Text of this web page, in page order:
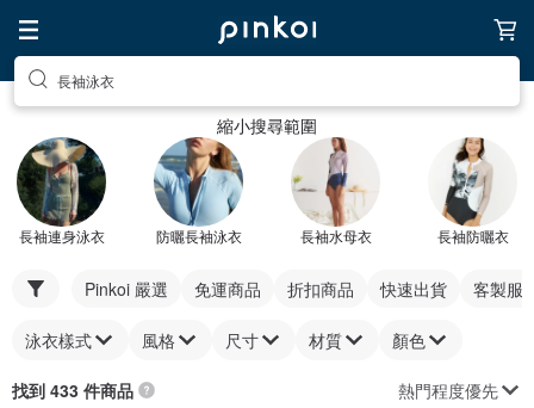
長袖泳衣
縮小搜尋範圍
長袖連身泳衣 防曬長袖泳衣 長袖水母衣 長袖防曬衣
Pinkoi 嚴選 免運商品 折扣商品 快速出貨 客製服
泳衣樣式 風格 尺寸 材質 顏色
找到 433 件商品 熱門程度優先